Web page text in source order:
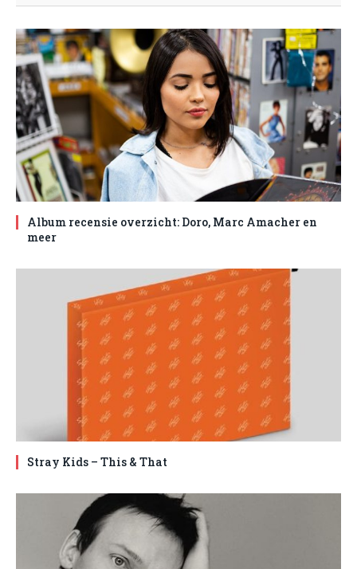
Album recensie overzicht: Doro, Marc Amacher en
meer
Stray Kids – This & That